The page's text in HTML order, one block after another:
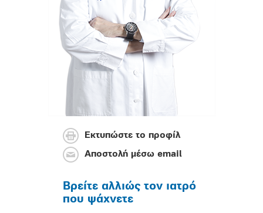
Εκτυπώστε το προφίλ
Αποστολή μέσω email
Βρείτε αλλιώς τον ιατρό
που ψάχνετε